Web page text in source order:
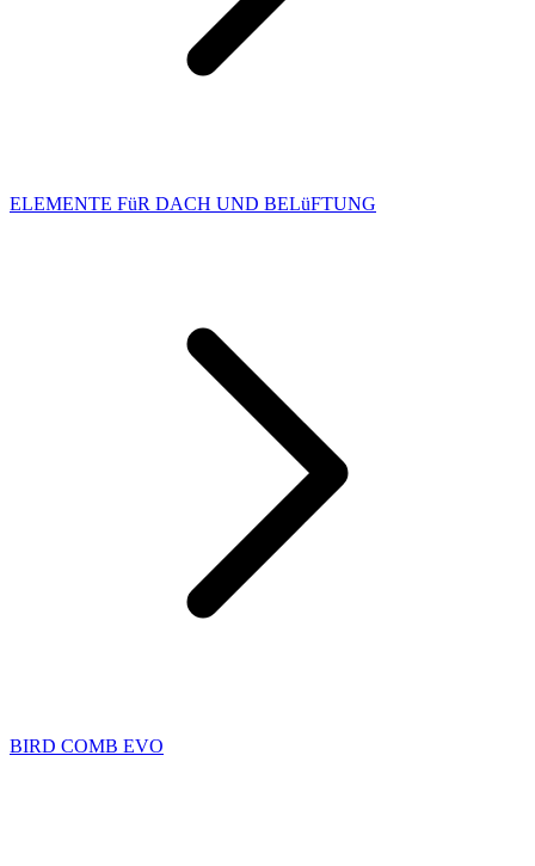
ELEMENTE FüR DACH UND BELüFTUNG
BIRD COMB EVO